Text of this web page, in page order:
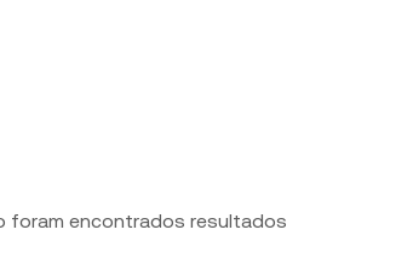
foram encontrados resultados